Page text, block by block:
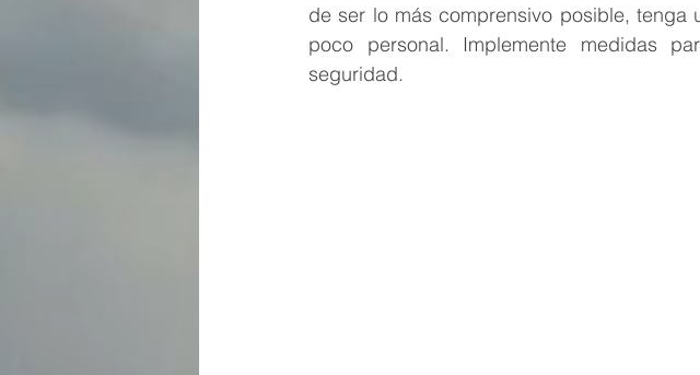
de ser lo más comprensivo posible,
poco personal. Implemente medidas
seguridad.